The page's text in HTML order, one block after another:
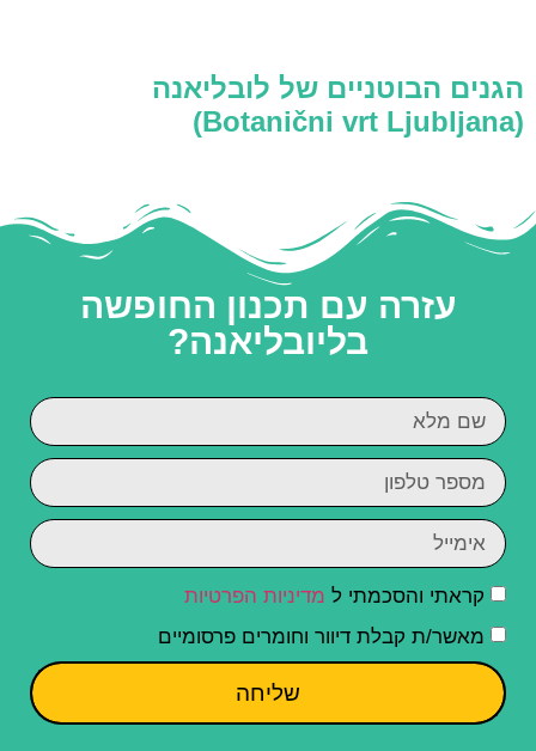
הגנים הבוטניים של לובליאנה
(Botanični vrt Ljubljana)
עזרה עם תכנון החופשה
בליובליאנה?
קראתי והסכמתי ל מדיניות הפרטיות
מאשר/ת קבלת דיוור וחומרים פרסומיים
שליחה